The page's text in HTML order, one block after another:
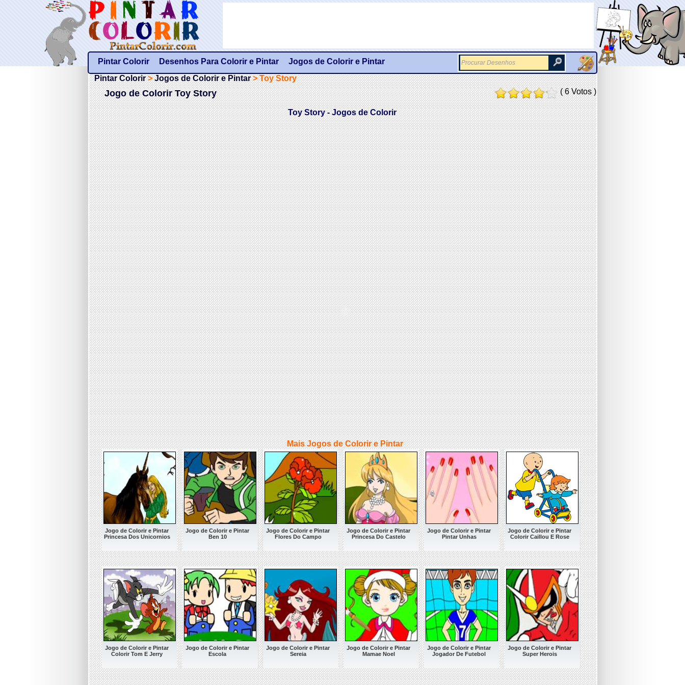
Pintar Colorir Desenhos Para Colorir e Pintar
Jogos de Colorir e Pintar
Pintar Colorir>Jogos de Colorir e Pintar>Toy Story
Jogo de Colorir Toy Story ( 6 Votos )
Toy Story - Jogos de Colorir
Mais Jogos de Colorir e Pintar
Jogo de Colorir e Pintar
Princesa Dos Unicornios
Jogo de Colorir e Pintar
Ben 10
Jogo de Colorir e Pintar
Flores Do Campo
Jogo de Colorir e Pintar
Princesa Do Castelo
Jogo de Colorir e Pintar
Pintar Unhas
Jogo de Colorir e Pintar
Colorir Caillou E Rose
Jogo de Colorir e Pintar
Colorir Tom E Jerry
Jogo de Colorir e Pintar
Escola
Jogo de Colorir e Pintar
Sereia
Jogo de Colorir e Pintar
Mamae Noel
Jogo de Colorir e Pintar
Jogador De Futebol
Jogo de Colorir e Pintar
Super Herois